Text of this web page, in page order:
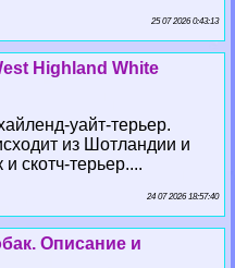
25 07 2026 0:43:13
Highland White
уайт-терьер.
из Шотландии и
скотч-терьер....
24 07 2026 18:57:40
Описание и